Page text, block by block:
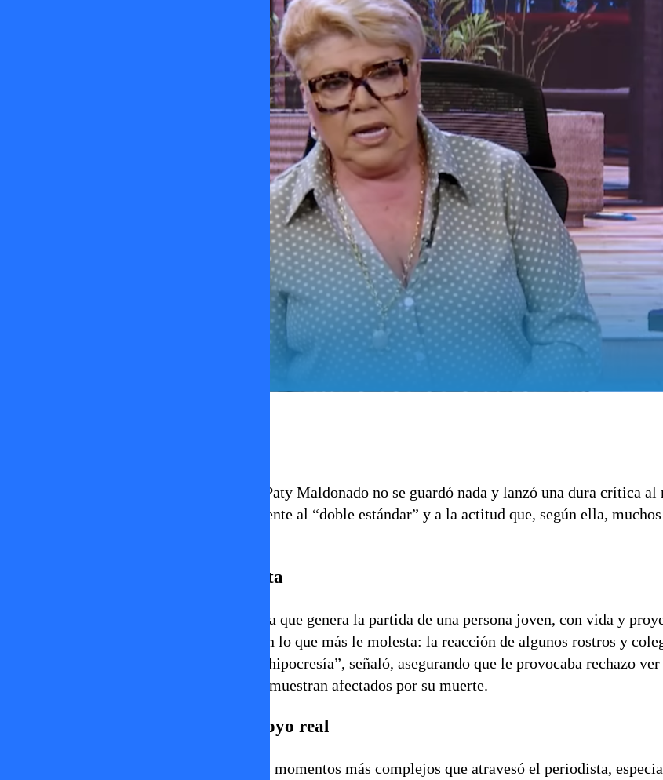
Paty Maldonado no se guardó nada y lanzó una dura crítica al
espectáculo chileno, apuntando directamente al “doble estándar” y a la actitud que, según ella,
El “doble estándar” que no soporta
Maldonado partió reconociendo la tristeza que genera la partida de una persona joven, con vida y
Sin embargo, rápidamente puso el foco en lo que más le molesta: la reacción de algunos rostros y
referir al doble estándar del chileno, a la hipocresía”, señaló, asegurando que le provocaba rechazo ver
vida, humillaron a Caniulef y que hoy se muestran afectados por su muerte.
Cuestionamientos a la falta de apoyo real
Durante su intervención, Paty recordó los momentos más complejos que atravesó el periodista,